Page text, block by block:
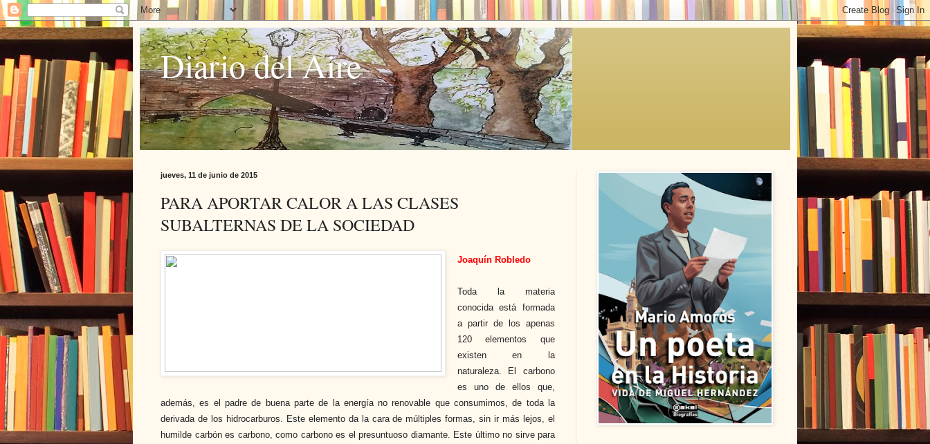
Diario del Aire
jueves, 11 de junio de 2015
PARA APORTAR CALOR A LAS CLASES
SUBALTERNAS DE LA SOCIEDAD
Joaquín Robledo
Toda la materia
conocida está formada
a partir de los apenas
120 elementos que
existen en la
naturaleza. El carbono
es uno de ellos que,
además, es el padre de buena parte de la energía no renovable que consumimos, de toda la
derivada de los hidrocarburos. Este elemento da la cara de múltiples formas, sin ir más lejos, el
humilde carbón es carbono, como carbono es el presuntuoso diamante. Este último no sirve para